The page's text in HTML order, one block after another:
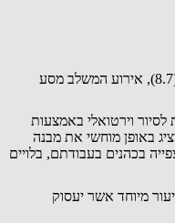
בית חב"ד גבעתיים יקיים היום, יום רביעי (8.7), אירוע המשלב מסע
וירטואלי באמצעות
באופן מוחשי את מבנה
בכהנים בעבודתם, בלויים
מיוחד אשר יעסוק